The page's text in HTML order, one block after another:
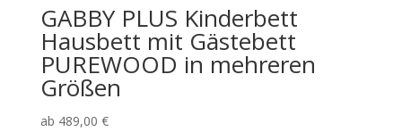
GABBY PLUS Kinderbett
Hausbett mit Gästebett
PUREWOOD in mehreren
Größen
ab 489,00 €